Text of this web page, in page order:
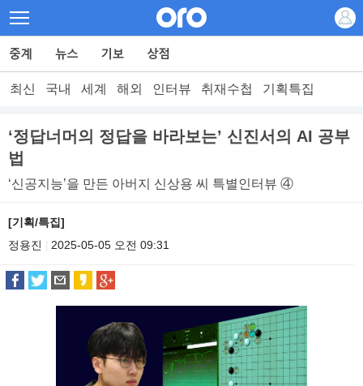
최신 국내 세계 해외 인터뷰 취재수첩 기획특집
‘정답너머의 정답을 바라보는’ 신진서의 AI 공부
법
‘신공지능’을 만든 아버지 신상용 씨 특별인터뷰 ④
[기획/특집]
정용진
2025-05-05 오전 09:31